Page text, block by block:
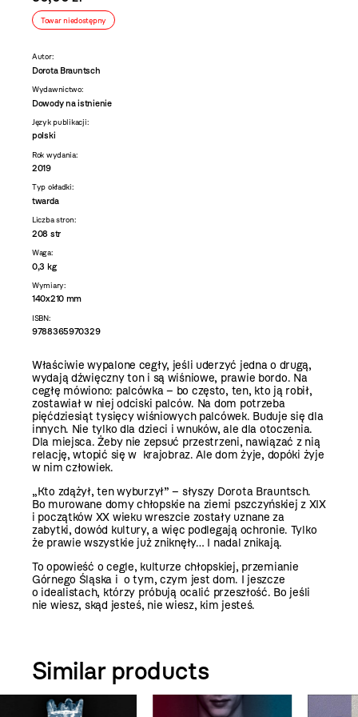
Towar niedostępny
Autor:
Dorota Brauntsch
Wydawnictwo:
Dowody na istnienie
Język publikacji:
polski
Rok wydania:
2019
Typ okładki:
twarda
Liczba stron:
208 str
Waga:
0,3 kg
Wymiary:
140x210 mm
ISBN:
9788365970329
Właściwie wypalone cegły, jeśli uderzyć jedna o drugą,
wydają dźwięczny ton i są wiśniowe, prawie bordo. Na
cegłę mówiono: palcówka – bo często, ten, kto ją robił,
zostawiał w niej odciski palców. Na dom potrzeba
pięćdziesiąt tysięcy wiśniowych palcówek. Buduje się dla
innych. Nie tylko dla dzieci i wnuków, ale dla otoczenia.
Dla miejsca. Żeby nie zepsuć przestrzeni, nawiązać z nią
relację, wtopić się w krajobraz. Ale dom żyje, dopóki żyje
w nim człowiek.
„Kto zdążył, ten wyburzył” – słyszy Dorota Brauntsch.
Bo murowane domy chłopskie na ziemi pszczyńskiej z XIX
i początków XX wieku wreszcie zostały uznane za
zabytki, dowód kultury, a więc podlegają ochronie. Tylko
że prawie wszystkie już zniknęły… I nadal znikają.
To opowieść o cegle, kulturze chłopskiej, przemianie
Górnego Śląska i o tym, czym jest dom. I jeszcze
o idealistach, którzy próbują ocalić przeszłość. Bo jeśli
nie wiesz, skąd jesteś, nie wiesz, kim jesteś.
Similar products